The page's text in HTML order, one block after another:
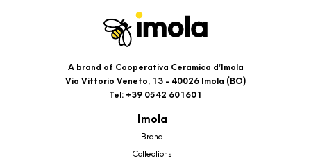
A brand of Cooperativa Ceramica d’Imola
Via Vittorio Veneto, 13 - 40026 Imola (BO)
Tel: +39 0542 601601
Imola
Brand
Collections